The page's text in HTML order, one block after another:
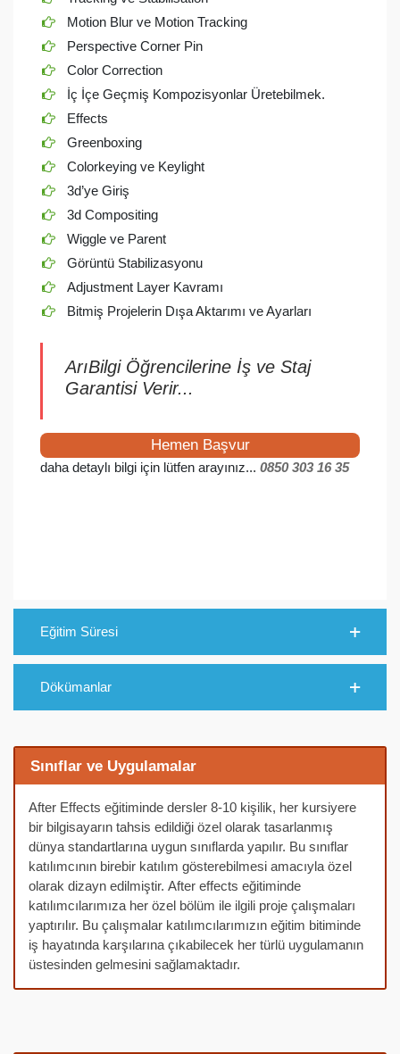
Motion Blur ve Motion Tracking
Perspective Corner Pin
Color Correction
İç İçe Geçmiş Kompozisyonlar Üretebilmek.
Effects
Greenboxing
Colorkeying ve Keylight
3d’ye Giriş
3d Compositing
Wiggle ve Parent
Görüntü Stabilizasyonu
Adjustment Layer Kavramı
Bitmiş Projelerin Dışa Aktarımı ve Ayarları
ArıBilgi Öğrencilerine İş ve Staj
Garantisi Verir...
Hemen Başvur
daha detaylı bilgi için lütfen arayınız... 0850 303 16 35
Eğitim Süresi
Dökümanlar
Sınıflar ve Uygulamalar
After Effects eğitiminde dersler 8-10 kişilik, her kursiyere
bir bilgisayarın tahsis edildiği özel olarak tasarlanmış
dünya standartlarına uygun sınıflarda yapılır. Bu sınıflar
katılımcının birebir katılım gösterebilmesi amacıyla özel
olarak dizayn edilmiştir. After effects eğitiminde
katılımcılarımıza her özel bölüm ile ilgili proje çalışmaları
yaptırılır. Bu çalışmalar katılımcılarımızın eğitim bitiminde
iş hayatında karşılarına çıkabilecek her türlü uygulamanın
üstesinden gelmesini sağlamaktadır.